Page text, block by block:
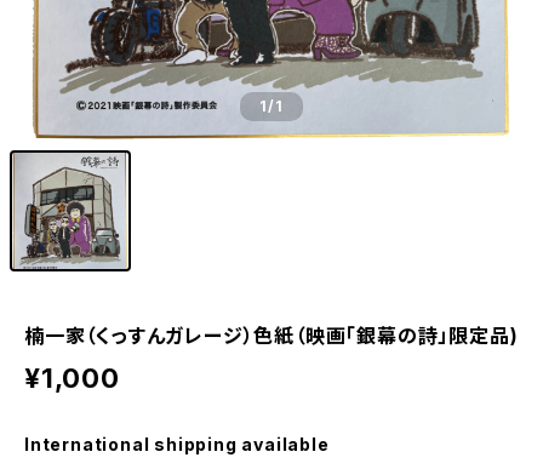
1/1
楠一家（くっすんガレージ）色紙（映画「銀幕の詩」限定品)
¥1,000
International shipping available